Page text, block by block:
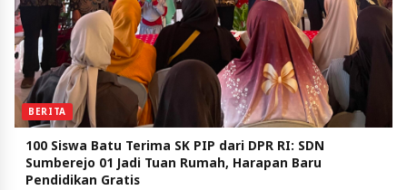
BERITA
100 Siswa Batu Terima SK PIP dari DPR RI: SDN
Sumberejo 01 Jadi Tuan Rumah, Harapan Baru
Pendidikan Gratis